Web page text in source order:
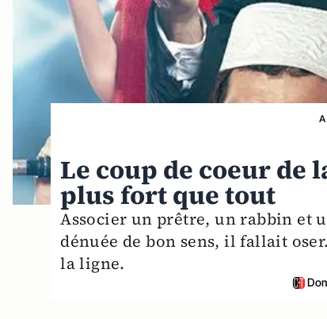
A
Le coup de coeur de
plus fort que tout
Associer un prêtre, un rabbin et
dénuée de bon sens, il fallait
la ligne.